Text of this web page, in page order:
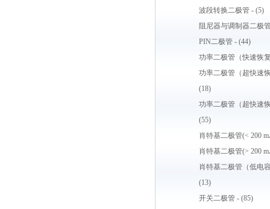
波段转换二极管 - (5)
阻尼器与调制器二极
PIN二极管 - (44)
功率二极管（快速恢
功率二极管（超快速
(18)
功率二极管（超快速
(55)
肖特基二极管(< 200
肖特基二极管(> 200
肖特基二极管（低电
(13)
开关二极管 - (85)